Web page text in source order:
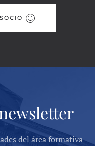
del área formativa